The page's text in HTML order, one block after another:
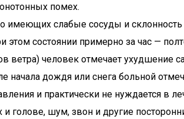
помех.
имеющих слабые сосуды и
этом состоянии примерно за час —
ветра) человек отмечает ухудшение
начала дождя или снега больной
и практически не нуждается в
голове, шум, звон и другие